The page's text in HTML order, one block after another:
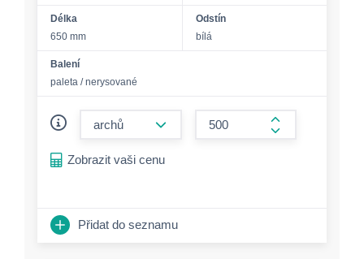
Délka
650 mm
Odstín
bílá
Balení
paleta / nerysované
form.increase-
Zobrazit vaši cenu
Přidat do seznamu